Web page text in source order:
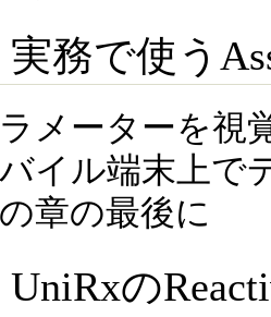
務で使う
メーターを視
イル端末上で
章の最後に
の